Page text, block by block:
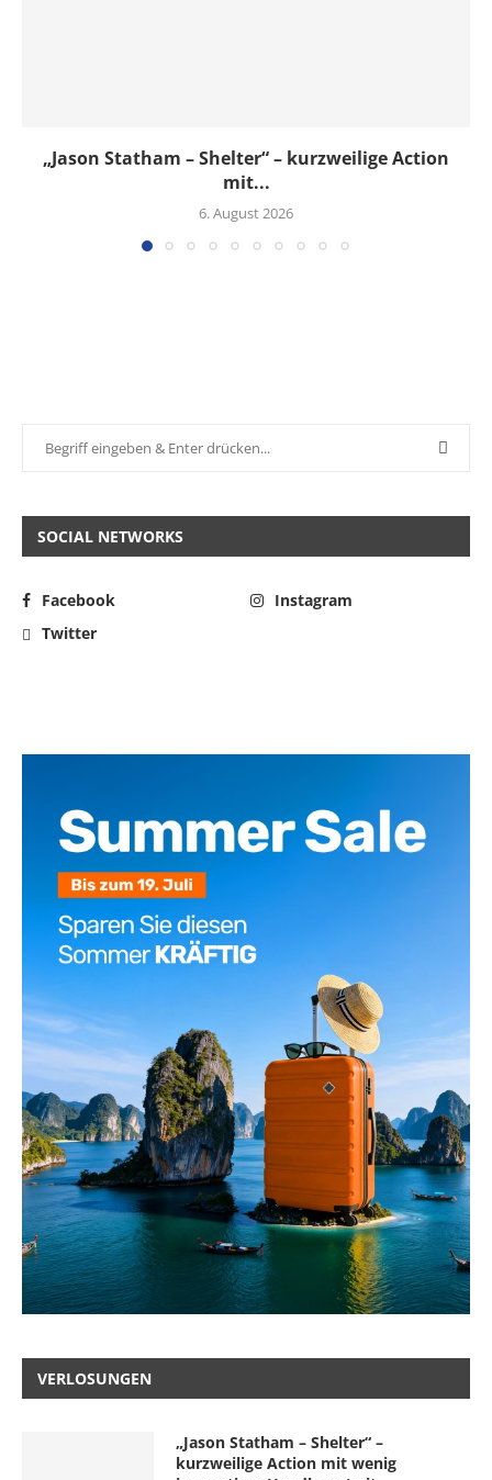
„Jason Statham – Shelter“ – kurzweilige Action
mit...
6. August 2026
SOCIAL NETWORKS
Facebook
Instagram
Twitter
VERLOSUNGEN
„Jason Statham – Shelter“ –
kurzweilige Action mit wenig